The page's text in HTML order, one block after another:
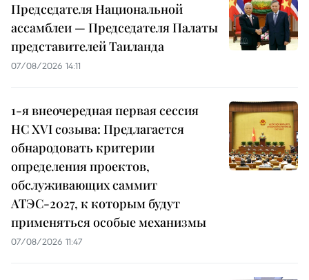
Председателя Национальной
ассамблеи — Председателя Палаты
представителей Таиланда
07/08/2026 14:11
1-я внеочередная первая сессия
НС XVI созыва: Предлагается
обнародовать критерии
определения проектов,
обслуживающих саммит
АТЭС-2027, к которым будут
применяться особые механизмы
07/08/2026 11:47